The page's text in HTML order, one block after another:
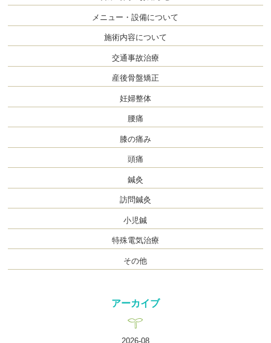
メニュー・設備について
施術内容について
交通事故治療
産後骨盤矯正
妊婦整体
腰痛
膝の痛み
頭痛
鍼灸
訪問鍼灸
小児鍼
特殊電気治療
その他
アーカイブ
2026-08